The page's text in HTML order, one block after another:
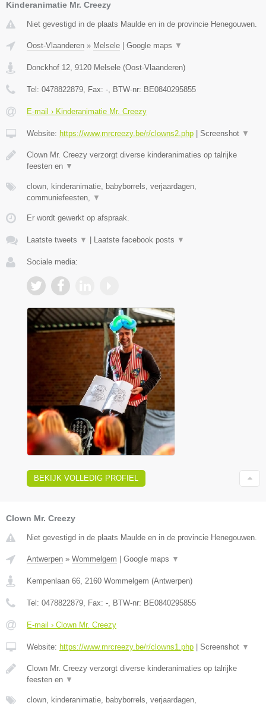
Kinderanimatie Mr. Creezy
Niet gevestigd in de plaats Maulde en in de provincie Henegouwen.
Oost-Vlaanderen » Melsele Google maps ▼
Donckhof 12, 9120 Melsele (Oost-Vlaanderen)
Tel: 0478822879, Fax: -, BTW-nr: BE0840295855
E-mail › Kinderanimatie Mr. Creezy
Website: https://www.mrcreezy.be/r/clowns2.php Screenshot ▼
Clown Mr. Creezy verzorgt diverse kinderanimaties op talrijke
feesten en ▼
clown, kinderanimatie, babyborrels, verjaardagen,
communiefeesten, ▼
Er wordt gewerkt op afspraak.
Laatste tweets ▼ Laatste facebook posts ▼
Sociale media:
BEKIJK VOLLEDIG PROFIEL
Clown Mr. Creezy
Niet gevestigd in de plaats Maulde en in de provincie Henegouwen.
Antwerpen » Wommelgem Google maps ▼
Kempenlaan 66, 2160 Wommelgem (Antwerpen)
Tel: 0478822879, Fax: -, BTW-nr: BE0840295855
E-mail › Clown Mr. Creezy
Website: https://www.mrcreezy.be/r/clowns1.php Screenshot ▼
Clown Mr. Creezy verzorgt diverse kinderanimaties op talrijke
feesten en ▼
clown, kinderanimatie, babyborrels, verjaardagen,